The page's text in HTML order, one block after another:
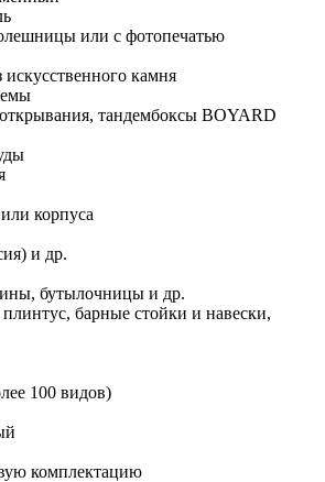
или с фотопечатью
искусственного камня
тандембоксы BOYARD
корпуса
и др.
бутылочницы и др.
барные стойки и навески,
100 видов)
комплектацию